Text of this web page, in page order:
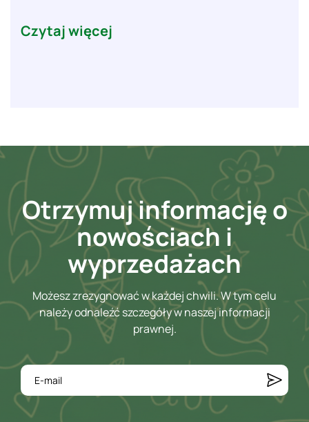
Czytaj więcej
Otrzymuj informację o
nowościach i
wyprzedażach
Możesz zrezygnować w każdej chwili. W tym celu
należy odnaleźć szczegóły w naszej informacji
prawnej.